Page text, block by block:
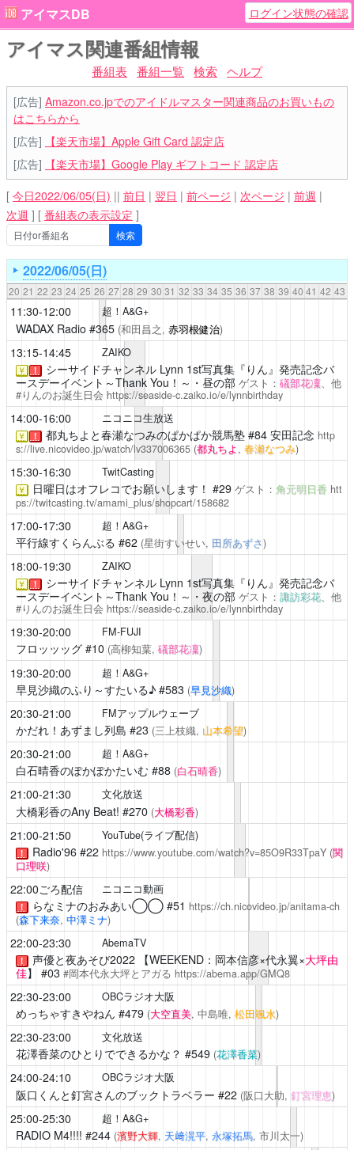
アイマスDB ログイン状態の確認
アイマス関連番組情報
番組表 番組一覧 検索 ヘルプ
[広告] Amazon.co.jpでのアイドルマスター関連商品のお買いもの
はこちらから
[広告]
【楽天市場】Apple Gift Card 認定店
[広告]
【楽天市場】Google Play ギフトコード 認定店
[ 今日2022/06/05(日) || 前日 | 翌日 | 前ページ | 次ページ | 前週 |
次週 ] [ 番組表の表示設定 ]
2022/06/05(日)
20 21 22 23 24 25 26 27 28 29 30 31 32 33 34 35 36 37 38 39 40 41 42 43
11:30-12:00 超！A&G+
WADAX Radio#365 (和田昌之, 赤羽根健治)
13:15-14:45 ZAIKO
￥ ！ シーサイドチャンネルLynn 1st写真集『りん』発売記念バ
ースデーイベント～Thank You！～・昼の部 ゲスト： 礒部花凜、他
#りんのお誕生日会 https://seaside-c.zaiko.io/e/lynnbirthday
14:00-16:00 ニコニコ生放送
￥ ！ 都丸ちよと春瀬なつみのぱかぱか競馬塾#84 安田記念 http
s://live.nicovideo.jp/watch/lv337006365 (都丸ちよ, 春瀬なつみ)
15:30-16:30 TwitCasting
￥ 日曜日はオフレコでお願いします！ #29 ゲスト： 角元明日香 htt
ps://twitcasting.tv/amami_plus/shopcart/158682
17:00-17:30 超！A&G+
平行線すくらんぶる #62 (星街すいせい, 田所あずさ)
18:00-19:30 ZAIKO
￥ ！ シーサイドチャンネルLynn 1st写真集『りん』発売記念バ
ースデーイベント～Thank You！～・夜の部 ゲスト： 諏訪彩花、他
#りんのお誕生日会 https://seaside-c.zaiko.io/e/lynnbirthday
19:30-20:00 FM-FUJI
フロッッッグ#10 (高柳知葉, 礒部花凜)
19:30-20:00 超！A&G+
早見沙織のふり～すたいる♪#583 (早見沙織)
20:30-21:00 FMアップルウェーブ
かだれ！あずまし列島 #23 (三上枝織, 山本希望)
20:30-21:00 超！A&G+
白石晴香のぽかぽかたいむ#88 (白石晴香)
21:00-21:30 文化放送
大橋彩香のAny Beat! #270 (大橋彩香)
21:00-21:50 YouTube(ライブ配信)
！ Radio'96#22 https://www.youtube.com/watch?v=85O9R33TpaY (関
口理咲)
22:00ごろ配信 ニコニコ動画
！ らなミナのおみあい◯◯#51 https://ch.nicovideo.jp/anitama-ch
(森下来奈, 中澤ミナ)
22:00-23:30 AbemaTV
！ 声優と夜あそび2022【WEEKEND：岡本信彦×代永翼×大坪由
佳】 #03 #岡本代永大坪とアガる https://abema.app/GMQ8
22:30-23:00 OBCラジオ大阪
めっちゃすきやねん #479 (大空直美, 中島唯, 松田颯水)
22:30-23:00 文化放送
花澤香菜のひとりでできるかな？ #549 (花澤香菜)
24:00-24:10 OBCラジオ大阪
阪口くんと釘宮さんのブックトラベラー #22 (阪口大助, 釘宮理恵)
25:00-25:30 超！A&G+
RADIO M4!!!! #244 (濱野大輝, 天﨑滉平, 永塚拓馬, 市川太一)